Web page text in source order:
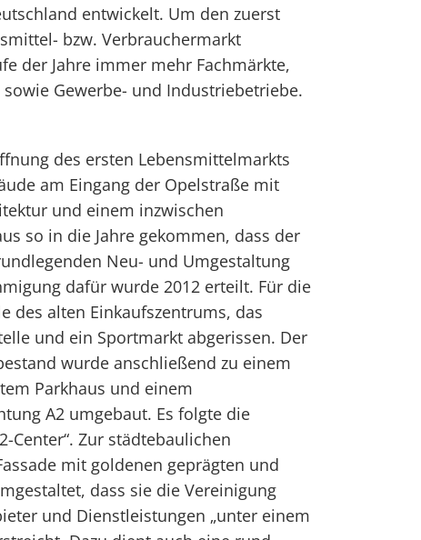
entwickelt. Um den zuerst
bzw. Verbrauchermarkt
der Jahre immer mehr Fachmärkte,
Gewerbe- und Industriebetriebe.
des ersten Lebensmittelmarkts
am Eingang der Opelstraße mit
und einem inzwischen
so in die Jahre gekommen, dass der
Neu- und Umgestaltung
dafür wurde 2012 erteilt. Für die
des alten Einkaufszentrums, das
und ein Sportmarkt abgerissen. Der
wurde anschließend zu einem
Parkhaus und einem
A2 umgebaut. Es folgte die
Center“. Zur städtebaulichen
mit goldenen geprägten und
dass sie die Vereinigung
und Dienstleistungen „unter einem